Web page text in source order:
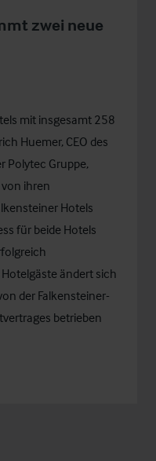
zwei neue
mit insgesamt 258
Huemer, CEO des
Polytec Gruppe,
ihren
Hotels
für beide Hotels
ändert sich
der Falkensteiner-
betrieben